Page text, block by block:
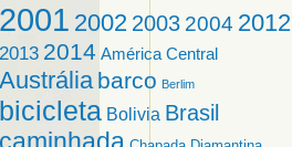
2001 2002 2003 2004 2012
2013 2014 América Central
Austrália barco Berlim
bicicleta Bolivia Brasil